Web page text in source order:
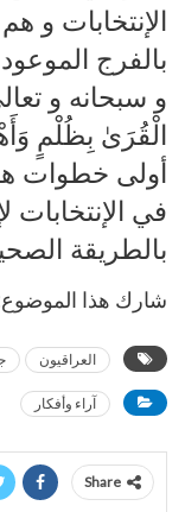
الإنتخابات و
بالفرج
و سبحانه و
أولى خطوات
في الإنتخابات
بالطريقة
شارك هذا
العراقيون
آراء وأفكار
Share